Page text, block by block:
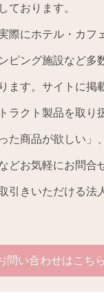
ております。
際にホテル・カフ
ピング施設など多
ます。サイトに掲
ラクト製品を取り
た商品が欲しい」
どお気軽にお問合
引きいただける法
問い合わせはこちら